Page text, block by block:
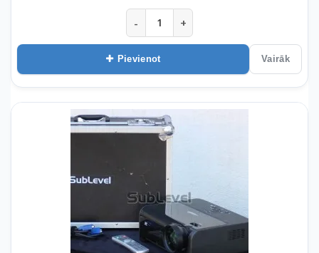
- +
Pievienot Vairāk